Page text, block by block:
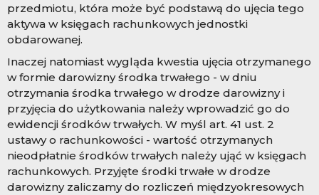
przedmiotu, która może być podstawą do ujęcia tego
aktywa w księgach rachunkowych jednostki
obdarowanej.
Inaczej natomiast wygląda kwestia ujęcia otrzymanego
w formie darowizny środka trwałego - w dniu
otrzymania środka trwałego w drodze darowizny i
przyjęcia do użytkowania należy wprowadzić go do
ewidencji środków trwałych. W myśl art. 41 ust. 2
ustawy o rachunkowości - wartość otrzymanych
nieodpłatnie środków trwałych należy ująć w księgach
rachunkowych. Przyjęte środki trwałe w drodze
darowizny zaliczamy do rozliczeń międzyokresowych